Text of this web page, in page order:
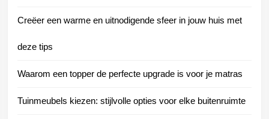
Creëer een warme en uitnodigende sfeer in jouw huis met
deze tips
Waarom een topper de perfecte upgrade is voor je matras
Tuinmeubels kiezen: stijlvolle opties voor elke buitenruimte